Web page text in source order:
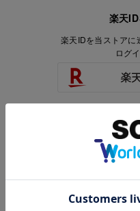
楽天
楽天IDを当ストアに
ログ
楽天IDをお持ち
お持ちでな
会員登